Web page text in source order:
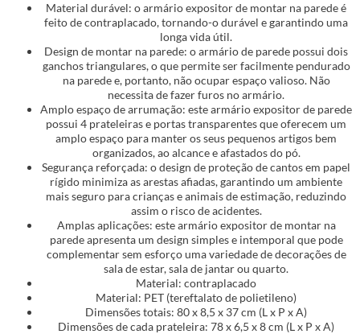
Material durável: o armário expositor de montar na parede é
feito de contraplacado, tornando-o durável e garantindo uma
longa vida útil.
Design de montar na parede: o armário de parede possui dois
ganchos triangulares, o que permite ser facilmente pendurado
na parede e, portanto, não ocupar espaço valioso. Não
necessita de fazer furos no armário.
Amplo espaço de arrumação: este armário expositor de parede
possui 4 prateleiras e portas transparentes que oferecem um
amplo espaço para manter os seus pequenos artigos bem
organizados, ao alcance e afastados do pó.
Segurança reforçada: o design de proteção de cantos em papel
rígido minimiza as arestas afiadas, garantindo um ambiente
mais seguro para crianças e animais de estimação, reduzindo
assim o risco de acidentes.
Amplas aplicações: este armário expositor de montar na
parede apresenta um design simples e intemporal que pode
complementar sem esforço uma variedade de decorações de
sala de estar, sala de jantar ou quarto.
Material: contraplacado
Material: PET (tereftalato de polietileno)
Dimensões totais: 80 x 8,5 x 37 cm (L x P x A)
Dimensões de cada prateleira: 78 x 6,5 x 8 cm (L x P x A)